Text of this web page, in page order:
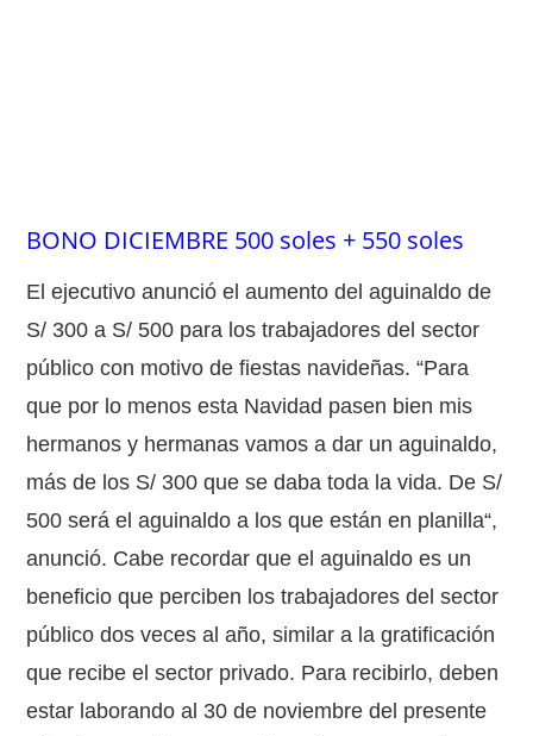
BONO DICIEMBRE 500 soles + 550 soles
El ejecutivo anunció el aumento del aguinaldo de
S/ 300 a S/ 500 para los trabajadores del sector
público con motivo de fiestas navideñas. “Para
que por lo menos esta Navidad pasen bien mis
hermanos y hermanas vamos a dar un aguinaldo,
más de los S/ 300 que se daba toda la vida. De S/
500 será el aguinaldo a los que están en planilla“,
anunció. Cabe recordar que el aguinaldo es un
beneficio que perciben los trabajadores del sector
público dos veces al año, similar a la gratificación
que recibe el sector privado. Para recibirlo, deben
estar laborando al 30 de noviembre del presente